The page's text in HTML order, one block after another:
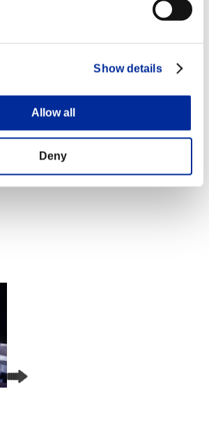
Show details
Allow all
Deny